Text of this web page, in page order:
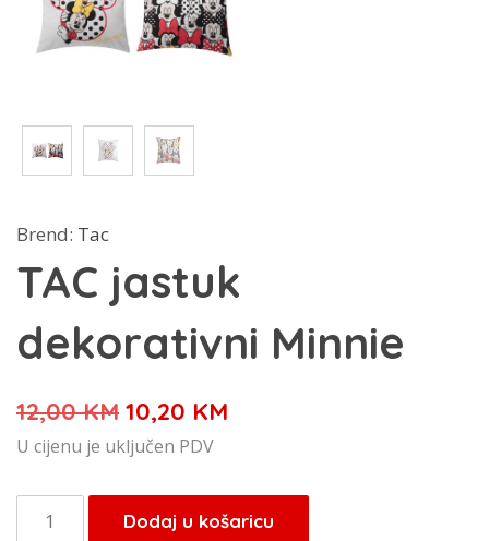
Brend: Tac
TAC jastuk
dekorativni Minnie
12,00KM Izvorna
cijena
je:
10,20 KM
10,20 KM.
U cijenu je uključen PDV
TAC
Dodaj u košaricu